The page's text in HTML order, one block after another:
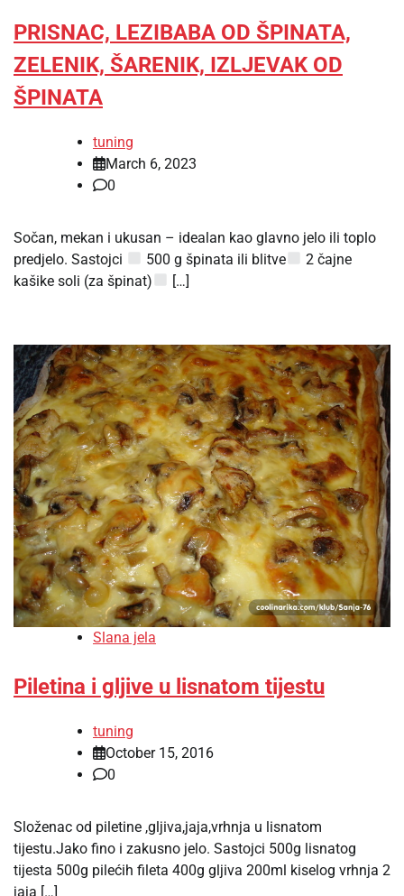
PRISNAC, LEZIBABA OD ŠPINATA,
ZELENIK, ŠARENIK, IZLJEVAK OD
ŠPINATA
tuning
March 6, 2023
0
Sočan, mekan i ukusan – idealan kao glavno jelo ili toplo
predjelo. Sastojci
500 g špinata ili blitve
2 čajne
kašike soli (za špinat)
[…]
Slana jela
Piletina i gljive u lisnatom tijestu
tuning
October 15, 2016
0
Složenac od piletine ,gljiva,jaja,vrhnja u lisnatom
tijestu.Jako fino i zakusno jelo. Sastojci 500g lisnatog
tijesta 500g pilećih fileta 400g gljiva 200ml kiselog vrhnja 2
jaja […]